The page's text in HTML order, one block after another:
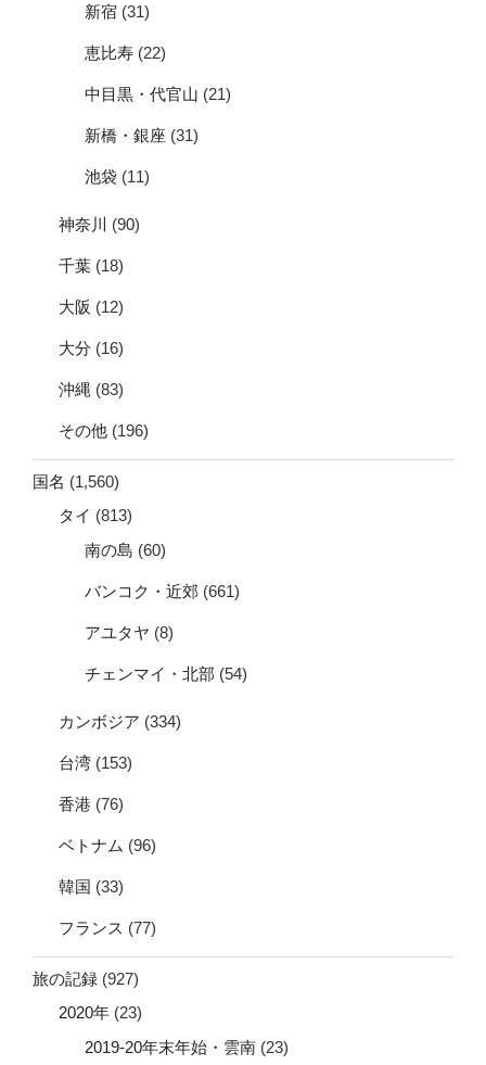
新宿 (31)
恵比寿 (22)
中目黒・代官山 (21)
新橋・銀座 (31)
池袋 (11)
神奈川 (90)
千葉 (18)
大阪 (12)
大分 (16)
沖縄 (83)
その他 (196)
国名 (1,560)
タイ (813)
南の島 (60)
バンコク・近郊 (661)
アユタヤ (8)
チェンマイ・北部 (54)
カンボジア (334)
台湾 (153)
香港 (76)
ベトナム (96)
韓国 (33)
フランス (77)
旅の記録 (927)
2020年 (23)
2019-20年末年始・雲南 (23)